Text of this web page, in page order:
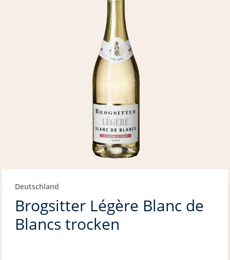
Deutschland
Brogsitter Légère Blanc de
Blancs trocken